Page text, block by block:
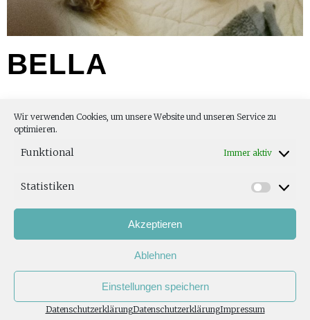
Wir verwenden Cookies, um unsere Website und unseren Service zu
optimieren.
Funktional Immer aktiv
Statistiken
Akzeptieren
Ablehnen
Einstellungen speichern
DatenschutzerklärungDatenschutzerklärungImpressum
BELLA
Bella und den Kleinen geht es ausgezeichnet. Sie konnte die
erst Nacht fast durchschlafen und ist wieder am